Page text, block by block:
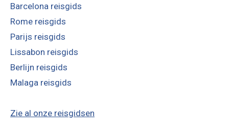
Barcelona reisgids
Rome reisgids
Parijs reisgids
Lissabon reisgids
Berlijn reisgids
Malaga reisgids
Zie al onze reisgidsen